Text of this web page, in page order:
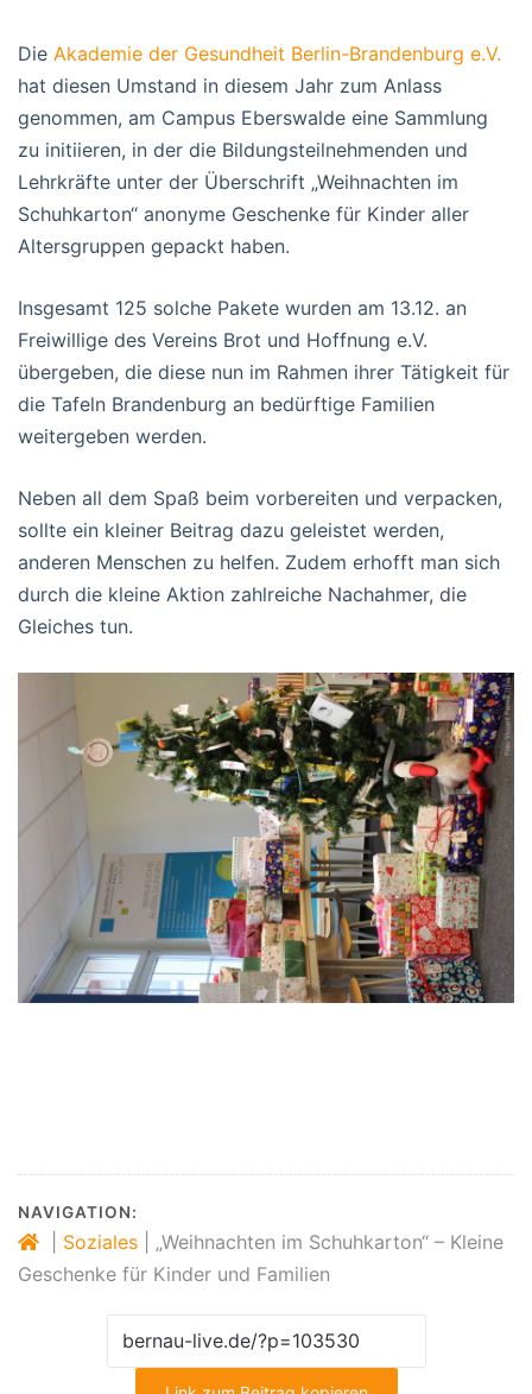
Die Akademie der Gesundheit Berlin-Brandenburg e.V.
hat diesen Umstand in diesem Jahr zum Anlass
genommen, am Campus Eberswalde eine Sammlung
zu initiieren, in der die Bildungsteilnehmenden und
Lehrkräfte unter der Überschrift „Weihnachten im
Schuhkarton“ anonyme Geschenke für Kinder aller
Altersgruppen gepackt haben.
Insgesamt 125 solche Pakete wurden am 13.12. an
Freiwillige des Vereins Brot und Hoffnung e.V.
übergeben, die diese nun im Rahmen ihrer Tätigkeit für
die Tafeln Brandenburg an bedürftige Familien
weitergeben werden.
Neben all dem Spaß beim vorbereiten und verpacken,
sollte ein kleiner Beitrag dazu geleistet werden,
anderen Menschen zu helfen. Zudem erhofft man sich
durch die kleine Aktion zahlreiche Nachahmer, die
Gleiches tun.
NAVIGATION:
Soziales
„Weihnachten im Schuhkarton“ – Kleine
Geschenke für Kinder und Familien